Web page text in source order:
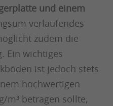
und einem
verlaufendes
zudem die
Ein wichtiges
ist jedoch stets
hochwertigen
m³ betragen sollte,